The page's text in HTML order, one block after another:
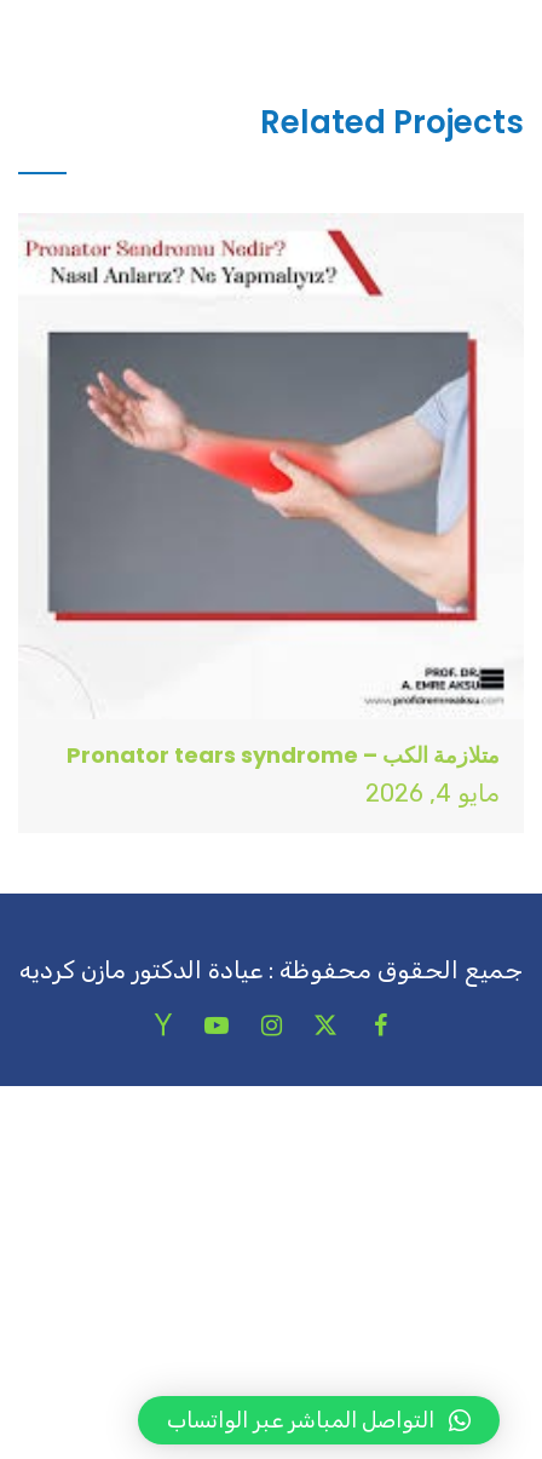
Related Projects
متلازمة الكب – Pronator tears syndrome
مايو 4, 2026
جميع الحقوق محفوظة : عيادة الدكتور مازن كرديه
التواصل المباشر عبر الواتساب